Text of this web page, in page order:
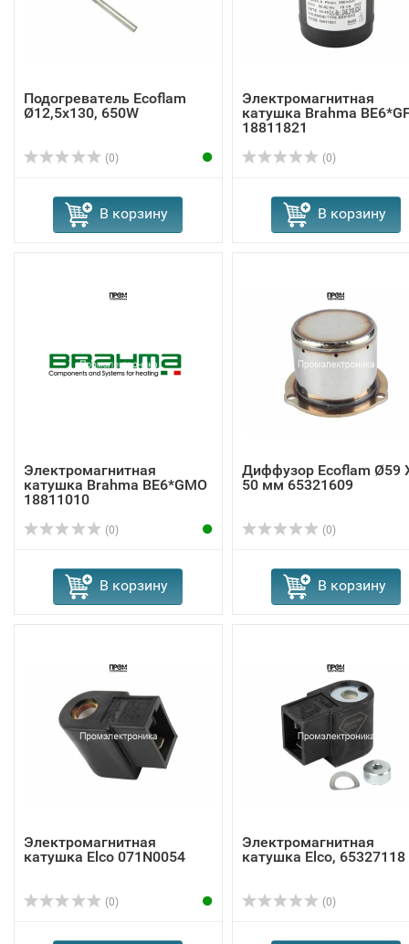
Подогреватель Ecoflam
Ø12,5x130, 650W
(0)
В корзину
Электромагнитная
катушка Brahma
18811821
(0)
В корзину
Электромагнитная
катушка Brahma BE6*GMO
18811010
(0)
В корзину
Диффузор Ecoflam Ø59
50 мм 65321609
(0)
В корзину
Электромагнитная
катушка Elco 071N0054
(0)
Электромагнитная
катушка Elco, 65327118
(0)